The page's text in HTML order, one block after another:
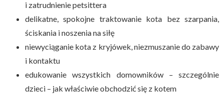
i zatrudnienie petsittera
delikatne, spokojne traktowanie kota bez szarpania,
ściskania i noszenia na siłę
niewyciąganie kota z kryjówek, niezmuszanie do zabawy
i kontaktu
edukowanie wszystkich domowników – szczególnie
dzieci – jak właściwie obchodzić się z kotem